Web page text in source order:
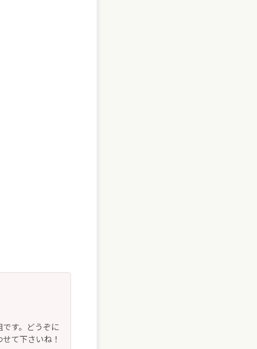
す。どうぞに
て下さいね！